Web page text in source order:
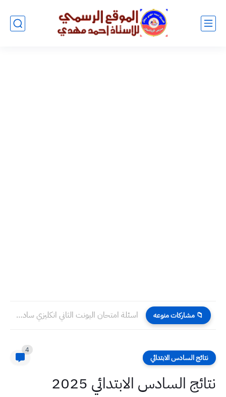
📁 مشاركات منوعه اسئلة امتحان اليونت الثاني انكليزي سادس ابتدائي اكثر من نموذج
نتائج السادس الابتدائي
4
نتائج السادس الابتدائي 2025